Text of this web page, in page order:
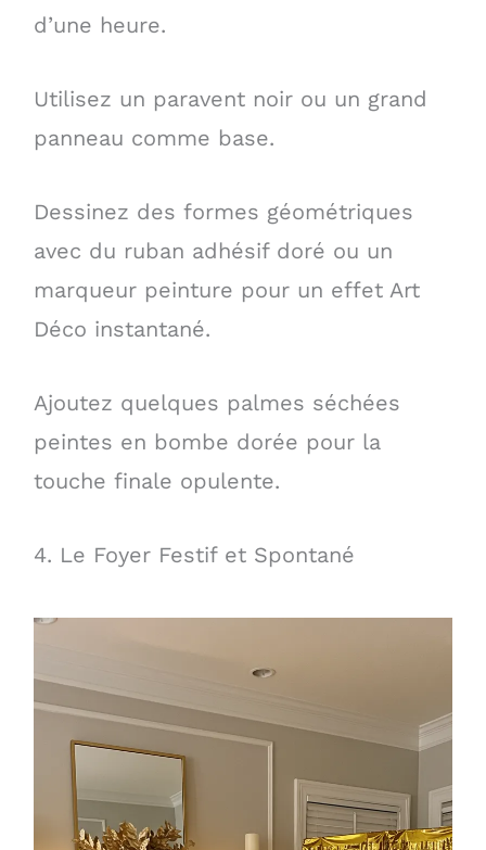
d’une heure.
Utilisez un paravent noir ou un grand
panneau comme base.
Dessinez des formes géométriques
avec du ruban adhésif doré ou un
marqueur peinture pour un effet Art
Déco instantané.
Ajoutez quelques palmes séchées
peintes en bombe dorée pour la
touche finale opulente.
4. Le Foyer Festif et Spontané